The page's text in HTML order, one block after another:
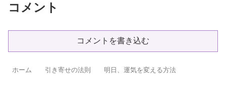
コメント
コメントを書き込む
ホーム 引き寄せの法則 明日、運気を変える方法